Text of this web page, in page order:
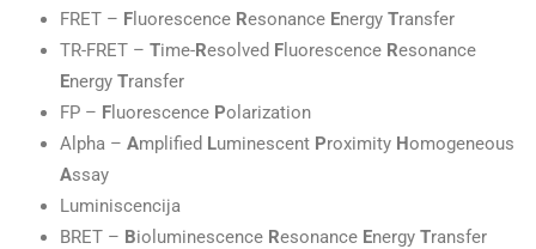
FRET – F luorescence Resonance Energy Transfer
TR-FRET – Time-Resolved F luorescence Resonance
Energy Transfer
FP – F luorescence Polarization
Alpha – Amplified Luminescent Proximity Homogeneous
Assay
Luminiscencija
BRET – Bioluminescence Resonance Energy Transfer